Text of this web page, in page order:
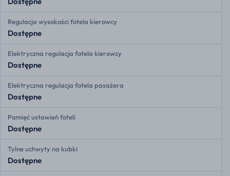
Regulacja wysokości fotela kierowcy
Dostępne
Elektryczna regulacja fotela kierowcy
Dostępne
Elektryczna regulacja fotela pasażera
Dostępne
Pamięć ustawień foteli
Dostępne
Tylne uchwyty na kubki
Dostępne